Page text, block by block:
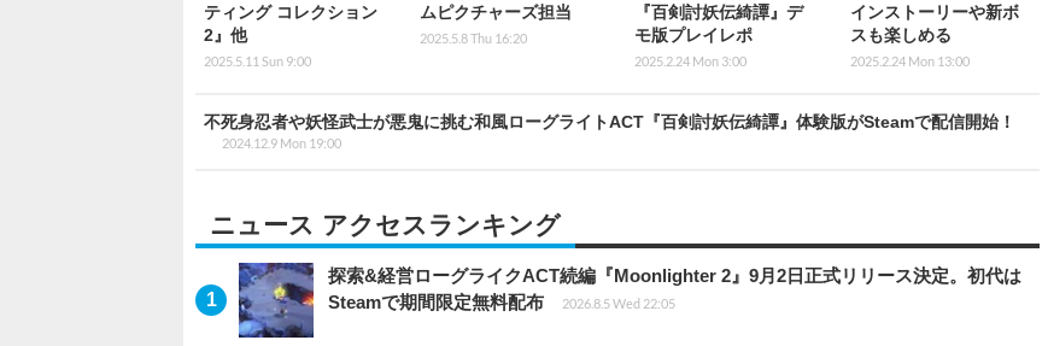
ティング コレクション
2』他
2025.5.11 Sun 9:00
ムピクチャーズ担当
2025.5.8 Thu 16:20
『百剣討妖伝綺譚』デ
モ版プレイレポ
2025.2.24 Mon 3:00
インストーリーや新ボ
スも楽しめる
2025.2.24 Mon 13:00
不死身忍者や妖怪武士が悪鬼に挑む和風ローグライトACT『百剣討妖伝綺譚』体験版がSteamで配信開始！
2024.12.9 Mon 19:00
ニュース アクセスランキング
探索&経営ローグライクACT続編『Moonlighter 2』9月2日正式リリース決定。初代は
Steamで期間限定無料配布
2026.8.5 Wed 22:05